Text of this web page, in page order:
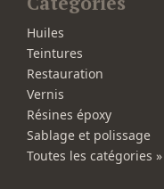
Huiles
Teintures
Restauration
Vernis
Résines époxy
Sablage et polissage
Toutes les catégories »